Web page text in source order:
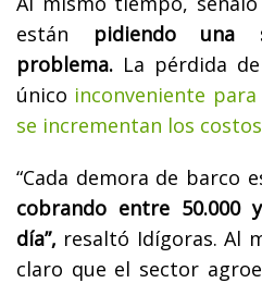
están pidiendo una
problema. La pérdida
único inconveniente
se incrementan los
“Cada demora de barco
cobrando entre 50.000
día”, resaltó Idígoras. Al
claro que el sector